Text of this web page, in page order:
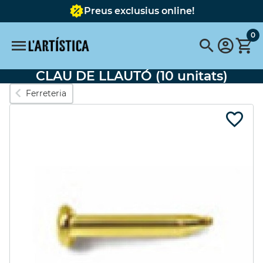
Preus exclusius online!
Cerques populars
SET 6 COLORS
OPACS 60ML
BASTIDOR RODÓ
AMB TELA 40 cms.
0
CLAU DE LLAUTÓ (10 unitats)
Ferreteria